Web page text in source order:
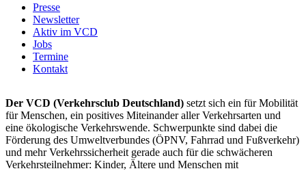
Presse
Newsletter
Aktiv im VCD
Jobs
Termine
Kontakt
Der VCD (Verkehrsclub Deutschland) setzt sich ein für Mobilität
für Menschen, ein positives Miteinander aller Verkehrsarten und
eine ökologische Verkehrswende. Schwerpunkte sind dabei die
Förderung des Umweltverbundes (ÖPNV, Fahrrad und Fußverkehr)
und mehr Verkehrssicherheit gerade auch für die schwächeren
Verkehrsteilnehmer: Kinder, Ältere und Menschen mit